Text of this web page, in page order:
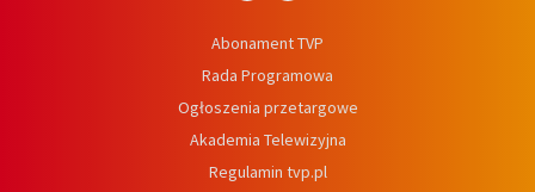
Abonament TVP
Rada Programowa
Ogłoszenia przetargowe
Akademia Telewizyjna
Regulamin tvp.pl